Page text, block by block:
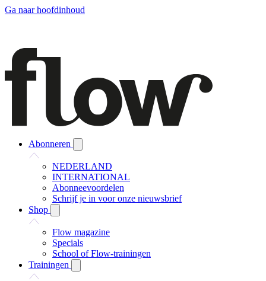
Ga naar hoofdinhoud
Abonneren
NEDERLAND
INTERNATIONAL
Abonneevoordelen
Schrijf je in voor onze nieuwsbrief
Shop
Flow magazine
Specials
School of Flow-trainingen
Trainingen